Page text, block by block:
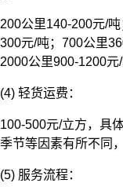
200公里140-200元/
300元/吨；700公里
2000公里900-1200元
(4) 轻货运费：
100-500元/立方，具
季节等因素有所不同
(5) 服务流程：